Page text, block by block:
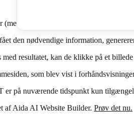
eller uden Plus-abonnement) kan
den nødvendige information,
resultatet, kan de klikke på et
som blev vist i
er på nuværende tidspunkt kun
af Aida AI Website Builder. Prøv det nu.